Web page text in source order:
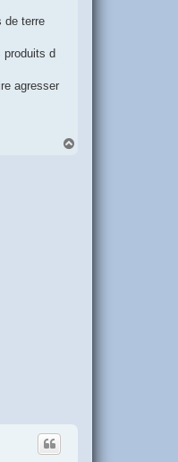
de terre
produits d
agresser